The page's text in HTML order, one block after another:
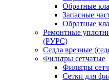
Обратные
Запасные
Обратные
Ремонтные
(РУРС)
Седла врезные
Фильтры сетчатые
Фильтры
Сетки для